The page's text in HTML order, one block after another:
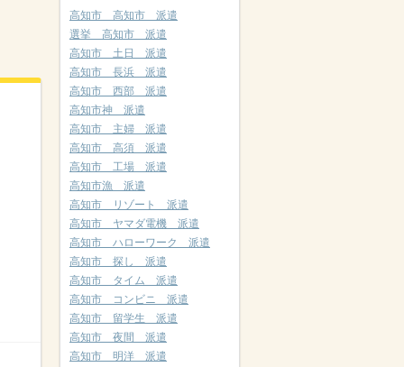
高知市 高知市 派遣
選挙 高知市 派遣
高知市 土日 派遣
高知市 長浜 派遣
高知市 西部 派遣
高知市神 派遣
高知市 主婦 派遣
高知市 高須 派遣
高知市 工場 派遣
高知市漁 派遣
高知市 リゾート 派遣
高知市 ヤマダ電機 派遣
高知市 ハローワーク 派遣
高知市 探し 派遣
高知市 タイム 派遣
高知市 コンビニ 派遣
高知市 留学生 派遣
高知市 夜間 派遣
高知市 明洋 派遣